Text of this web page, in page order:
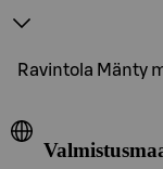
Ravintola Mänty